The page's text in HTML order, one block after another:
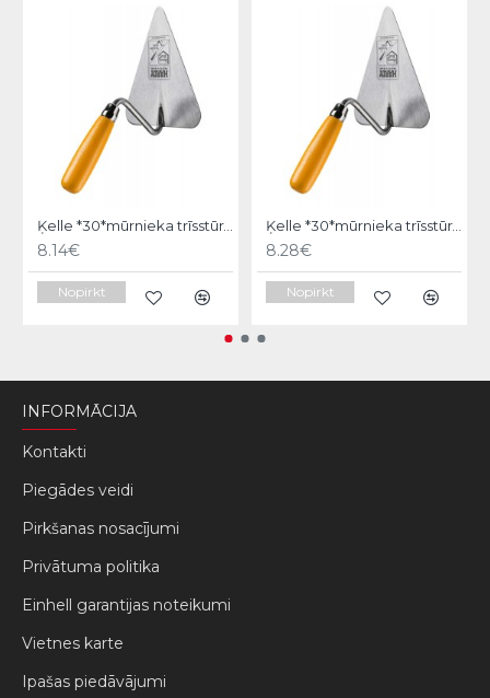
Ķelle *30*mūrnieka trīsstūra 18cm, Hardy
8.14€
Nopirkt
Ķelle *30*mūrnieka trīsstūra 20cm, Hardy
8.28€
Nopirkt
INFORMĀCIJA
Kontakti
Piegādes veidi
Pirkšanas nosacījumi
Privātuma politika
Einhell garantijas noteikumi
Vietnes karte
Ipašas piedāvājumi